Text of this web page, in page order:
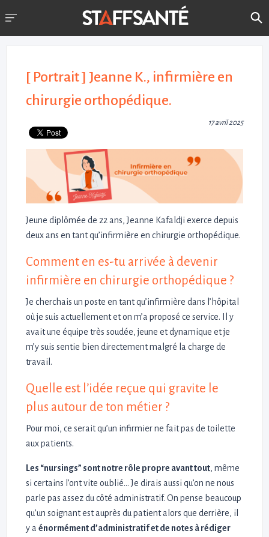
[ Portrait ] Jeanne K., infirmière en
chirurgie orthopédique.
17 avril 2025
Jeune diplômée de 22 ans, Jeanne Kafaldji exerce depuis
deux ans en tant qu’infirmière en chirurgie orthopédique.
Comment en es-tu arrivée à devenir
infirmière en chirurgie orthopédique ?
Je cherchais un poste en tant qu’infirmière dans l’hôpital
où je suis actuellement et on m’a proposé ce service. Il y
avait une équipe très soudée, jeune et dynamique et je
m’y suis sentie bien directement malgré la charge de
travail.
Quelle est l’idée reçue qui gravite le
plus autour de ton métier ?
Pour moi, ce serait qu’un infirmier ne fait pas de toilette
aux patients.
Les “nursings” sont notre rôle propre avant tout, même
si certains l’ont vite oublié… Je dirais aussi qu’on ne nous
parle pas assez du côté administratif. On pense beaucoup
qu’un soignant est auprès du patient alors que derrière, il
y a énormément d’administratif et de notes à rédiger